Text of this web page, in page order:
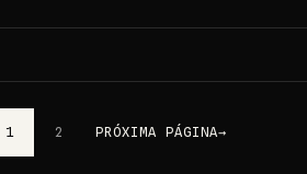
1 2 PRÓXIMA PÁGINA→